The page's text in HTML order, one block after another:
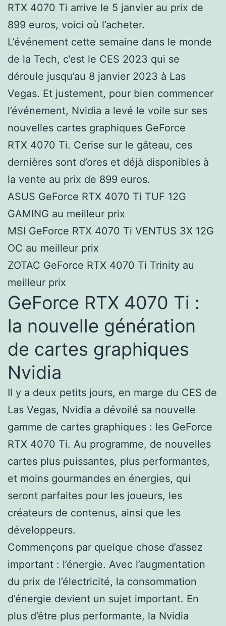
RTX 4070 Ti arrive le 5 janvier au prix de
899 euros, voici où l’acheter.
L’événement cette semaine dans le monde
de la Tech, c’est le CES 2023 qui se
déroule jusqu’au 8 janvier 2023 à Las
Vegas. Et justement, pour bien commencer
l’événement, Nvidia a levé le voile sur ses
nouvelles cartes graphiques GeForce
RTX 4070 Ti. Cerise sur le gâteau, ces
dernières sont d’ores et déjà disponibles à
la vente au prix de 899 euros.
ASUS GeForce RTX 4070 Ti TUF 12G
GAMING au meilleur prix
MSI GeForce RTX 4070 Ti VENTUS 3X 12G
OC au meilleur prix
ZOTAC GeForce RTX 4070 Ti Trinity au
meilleur prix
GeForce RTX 4070 Ti :
la nouvelle génération
de cartes graphiques
Nvidia
Il y a deux petits jours, en marge du CES de
Las Vegas, Nvidia a dévoilé sa nouvelle
gamme de cartes graphiques : les GeForce
RTX 4070 Ti. Au programme, de nouvelles
cartes plus puissantes, plus performantes,
et moins gourmandes en énergies, qui
seront parfaites pour les joueurs, les
créateurs de contenus, ainsi que les
développeurs.
Commençons par quelque chose d’assez
important : l’énergie. Avec l’augmentation
du prix de l’électricité, la consommation
d’énergie devient un sujet important. En
plus d’être plus performante, la Nvidia